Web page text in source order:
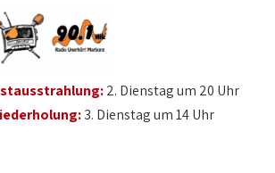
2. Dienstag um 20 Uhr
3. Dienstag um 14 Uhr